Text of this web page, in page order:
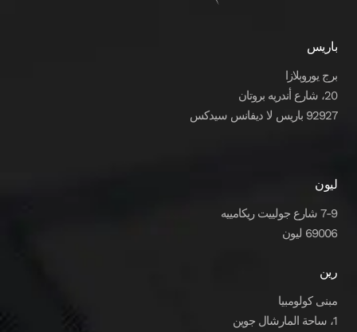
باريس
برج يوروبلازا
20، شارع أندريه بروتان
92927 باريس لا ديفانس سيدكس
ليون
7-9 شارع جولييت ريكامييه
69006 ليون
رين
مبنى كولومبيا
1، ساحة المارشال جوين